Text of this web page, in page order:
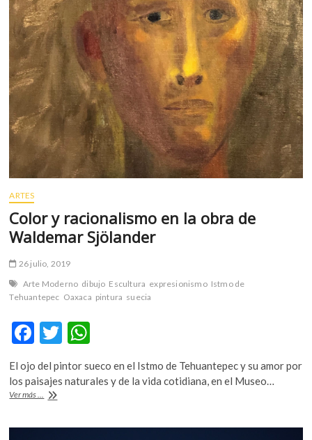
miedo
al
vacío
ARTES
Color y racionalismo en la obra de
Waldemar Sjölander
26 julio, 2019
Arte Moderno dibujo Escultura expresionismo Istmo de
Tehuantepec Oaxaca pintura suecia
F
ac
e
b
o
T
w
itt at
A
El ojo del pintor sueco en el Istmo de Tehuantepec y su amor por
los paisajes naturales y de la vida cotidiana, en el Museo…
Ver más ... Color